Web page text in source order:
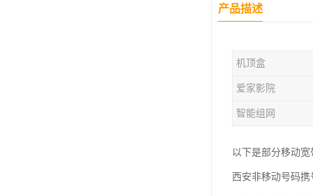
产品描述
机顶盒
爱家影院
智能组网
以下是部分移动
西安非移动号码携